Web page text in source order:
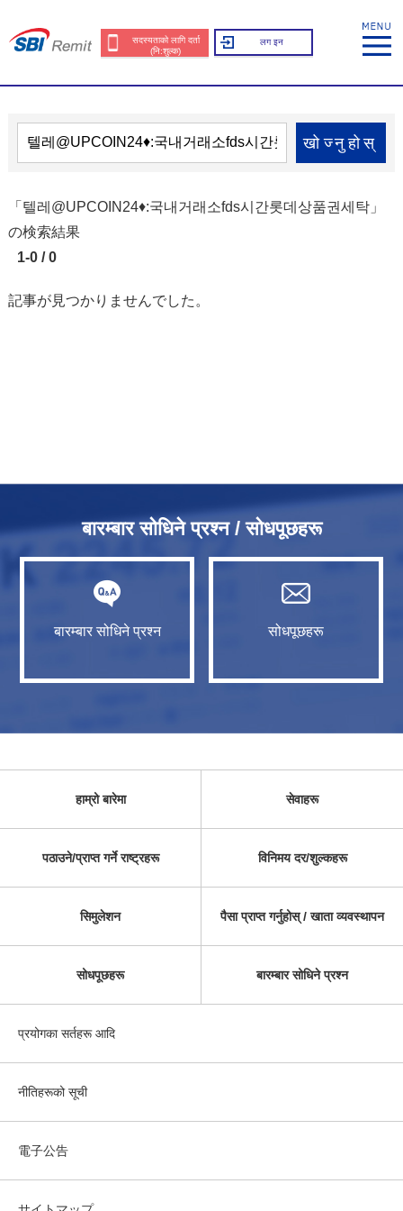
सदस्यताको लागि दर्ता
(नि:शुल्क)
लग इन
खोज्नुहोस्
「텔레@UPCOIN24♦:국내거래소fds시간롯데상품권세탁」
の検索結果
1-0 / 0
記事が見つかりませんでした。
बारम्बार सोधिने प्रश्न / सोधपूछहरू
बारम्बार सोधिने प्रश्न सोधपूछहरू
हाम्रो बारेमा सेवाहरू
पठाउने/प्राप्त गर्ने राष्ट्रहरू विनिमय दर/शुल्कहरू
सिमुलेशन पैसा प्राप्त गर्नुहोस् / खाता व्यवस्थापन
सोधपूछहरू बारम्बार सोधिने प्रश्न
प्रयोगका सर्तहरू आदि
नीतिहरूको सूची
電子公告